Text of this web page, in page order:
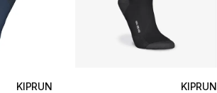
KIPRUN
KIPRUN